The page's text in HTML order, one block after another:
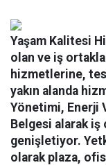
Yaşam Kalitesi
olan ve iş
hizmetlerine,
yakın alanda
Yönetimi, Enerji
Belgesi alarak iş
genişletiyor.
olarak plaza,